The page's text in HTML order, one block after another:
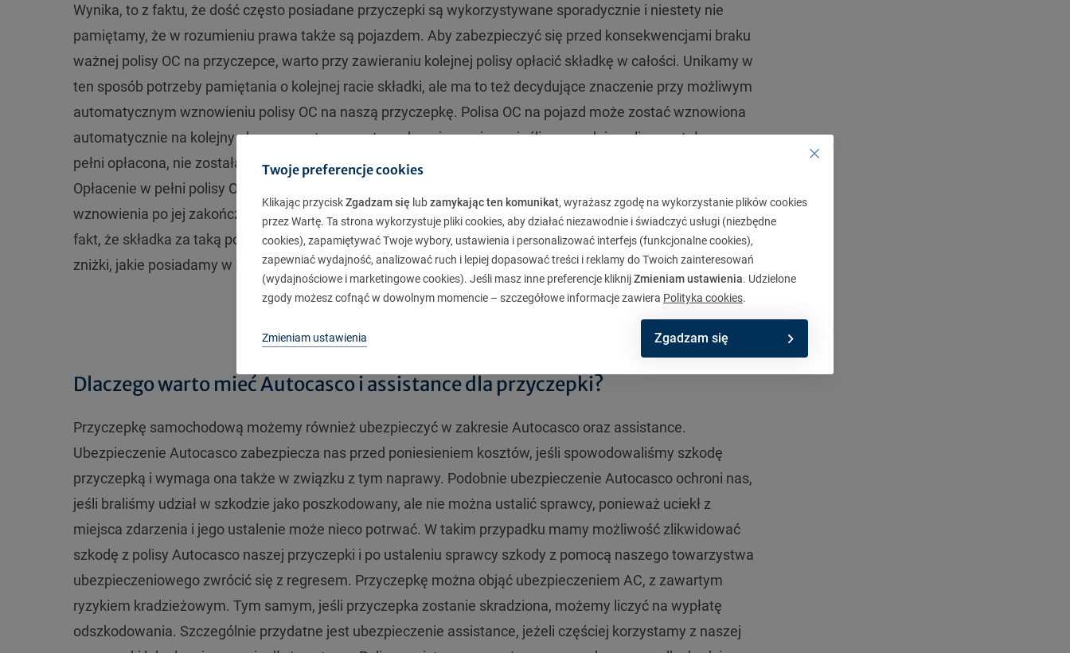
Wynika, to z faktu, że dość często posiadane przyczepki są wykorzystywane sporadycznie i niestety nie
pamiętamy, że w rozumieniu prawa także są pojazdem. Aby zabezpieczyć się przed konsekwencjami braku
ważnej polisy OC na przyczepce, warto przy zawieraniu kolejnej polisy opłacić składkę w całości. Unikamy w
ten sposób potrzeby pamiętania o kolejnej racie składki, ale ma to też decydujące znaczenie przy możliwym
automatycznym wznowieniu polisy OC na naszą przyczepkę. Polisa OC na pojazd może zostać wznowiona
automatycznie na kolejny okres przez towarzystwo ubezpieczeniowe, jeśli poprzednia polisa została w
pełni opłacona, nie została odnotowana sprzedaż na pojeździe oraz nie wpłynęło wypowiedzenie polisy.
Opłacenie w pełni polisy OC na przyczepkę przy zawarciu, może spełnić przesłanki do automatycznego jej
wznowienia po jej zakończeniu. Za jednorazowym opłaceniem polisy OC na przyczepkę przemawia także
fakt, że składka za taką polisę roczną OC, z reguły nie przekracza 100 zł,przy czym duże znaczenie mają
zniżki, jakie posiadamy w związku z bezszkodową jazdą.
Dlaczego warto mieć Autocasco i assistance dla przyczepki?
Przyczepkę samochodową możemy również ubezpieczyć w zakresie Autocasco oraz assistance.
Ubezpieczenie Autocasco zabezpiecza nas przed poniesieniem kosztów, jeśli spowodowaliśmy szkodę
przyczepką i wymaga ona także w związku z tym naprawy. Podobnie ubezpieczenie Autocasco ochroni nas,
jeśli braliśmy udział w szkodzie jako poszkodowany, ale nie można ustalić sprawcy, ponieważ uciekł z
miejsca zdarzenia i jego ustalenie może nieco potrwać. W takim przypadku mamy możliwość zlikwidować
szkodę z polisy Autocasco naszej przyczepki i po ustaleniu sprawcy szkody z pomocą naszego towarzystwa
ubezpieczeniowego zwrócić się z regresem. Przyczepkę można objąć ubezpieczeniem AC, z zawartym
ryzykiem kradzieżowym. Tym samym, jeśli przyczepka zostanie skradziona, możemy liczyć na wypłatę
odszkodowania. Szczególnie przydatne jest ubezpieczenie assistance, jeżeli częściej korzystamy z naszej
Twoje preferencje cookies
Klikając przyciskZgadzam się lubzamykając ten komunikat, wyrażasz zgodę na wykorzystanie plików cookies
przez Wartę. Ta strona wykorzystuje pliki cookies, aby działać niezawodnie i świadczyć usługi (niezbędne
cookies), zapamiętywać Twoje wybory, ustawienia i personalizować interfejs (funkcjonalne cookies),
zapewniać wydajność, analizować ruch i lepiej dopasować treści i reklamy do Twoich zainteresowań
(wydajnościowe i marketingowe cookies). Jeśli masz inne preferencje kliknijZmieniam ustawienia. Udzielone
zgody możesz cofnąć w dowolnym momencie – szczegółowe informacje zawiera Polityka cookies.
Zmieniam ustawienia Zgadzam się